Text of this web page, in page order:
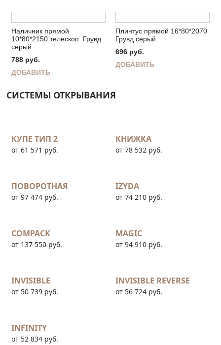
Наличник прямой
10*80*2150 телескоп. Грувд
серый
788 руб.
ДОБАВИТЬ
Плинтус прямой 16*80*2070
Грувд серый
696 руб.
ДОБАВИТЬ
СИСТЕМЫ ОТКРЫВАНИЯ
КУПЕ ТИП 2
от 61 571 руб.
КНИЖКА
от 78 532 руб.
ПОВОРОТНАЯ
от 97 474 руб.
IZYDA
от 74 210 руб.
COMPACK
от 137 550 руб.
MAGIC
от 94 910 руб.
INVISIBLE
от 50 739 руб.
INVISIBLE REVERSE
от 56 724 руб.
INFINITY
от 52 834 руб.